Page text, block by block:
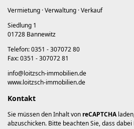
Vermietung · Verwaltung · Verkauf
Siedlung 1
01728 Bannewitz
Telefon: 0351 - 307072 80
Fax: 0351 - 307072 81
info@loitzsch-immobilien.de
www.loitzsch-immobilien.de
Kontakt
Sie müssen den Inhalt von reCAPTCHA
abzuschicken. Bitte beachten Sie, dass